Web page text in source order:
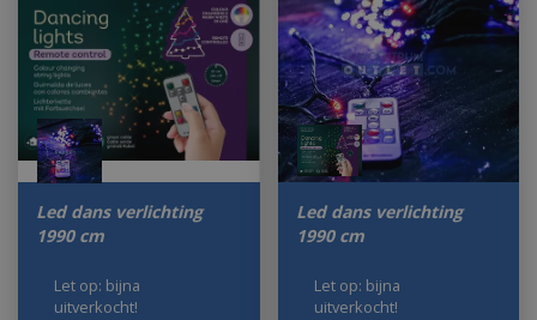
Led dans verlichting
1990 cm
Let op: bijna
uitverkocht!
Led dans verlichting
1990 cm
Let op: bijna
uitverkocht!